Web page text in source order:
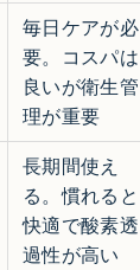
毎日ケアが必
要。コスパは
良いが衛生管
理が重要
長期間使え
る。慣れると
快適で酸素透
過性が高い